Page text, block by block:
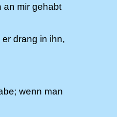
an mir gehabt
drang in ihn,
wenn man